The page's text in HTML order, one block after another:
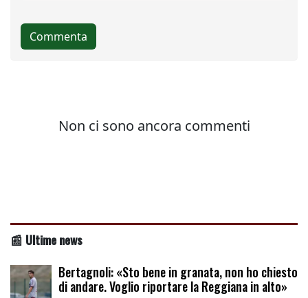
📰 Ultime news
Bertagnoli: «Sto bene in granata, non ho chiesto
di andare. Voglio riportare la Reggiana in alto»